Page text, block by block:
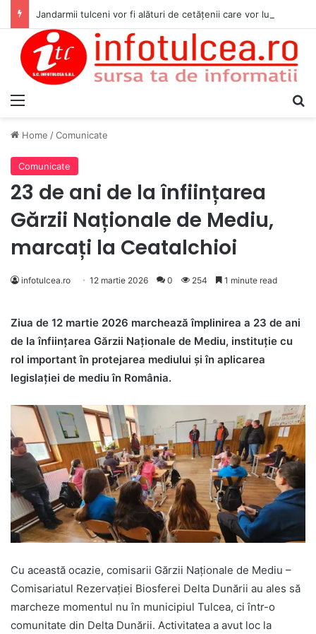
Home /Comunicate
Comunicate
23 de ani de la înființarea
Gărzii Naționale de Mediu,
marcați la Ceatalchioi
infotulcea.ro 12 martie 2026 0 254 1 minute read
Ziua de 12 martie 2026 marchează împlinirea a 23 de ani
de la înființarea Gărzii Naționale de Mediu, instituție cu
rol important în protejarea mediului și în aplicarea
legislației de mediu în România.
Cu această ocazie, comisarii Gărzii Naționale de Mediu –
Comisariatul Rezervației Biosferei Delta Dunării au ales să
marcheze momentul nu în municipiul Tulcea, ci într-o
comunitate din Delta Dunării. Activitatea a avut loc la